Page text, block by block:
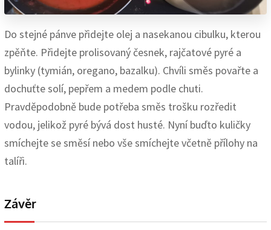
Do stejné pánve přidejte olej a nasekanou cibulku, kterou
zpěňte. Přidejte prolisovaný česnek, rajčatové pyré a
bylinky (tymián, oregano, bazalku). Chvíli směs povařte a
dochuťte solí, pepřem a medem podle chuti.
Pravděpodobně bude potřeba směs trošku rozředit
vodou, jelikož pyré bývá dost husté. Nyní buďto kuličky
smíchejte se směsí nebo vše smíchejte včetně přílohy na
talíři.
Závěr